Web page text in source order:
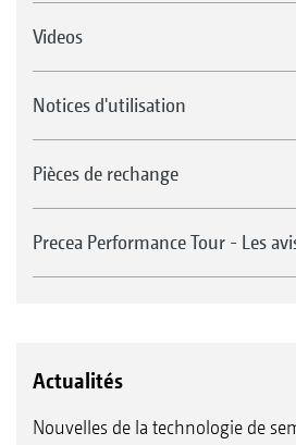
Videos
Notices d'utilisation
Pièces de rechange
Precea Performance Tour - Les
Actualités
Nouvelles de la technologie de